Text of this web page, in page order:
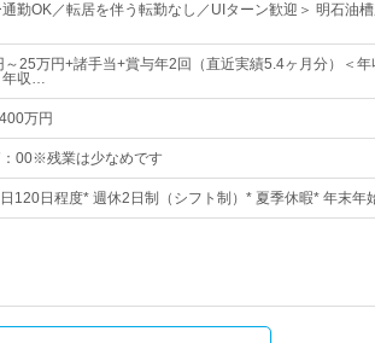
通勤OK／転居を伴う転勤なし／UIターン歓迎＞ 明石油
～25万円+諸手当+賞与年2回（直近実績5.4ヶ月分）＜
年収…
万円
00※残業は少なめです
120日程度* 週休2日制（シフト制）* 夏季休暇* 年末年